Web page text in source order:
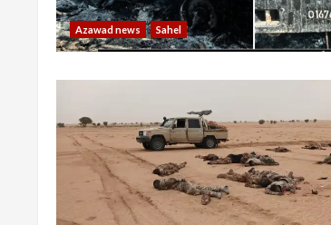
Azawad news Sahel